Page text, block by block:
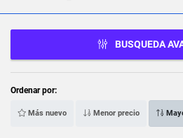
BUSQUEDA
Ordenar por:
Más nuevo Menor precio